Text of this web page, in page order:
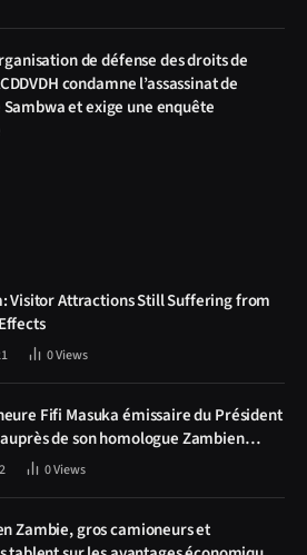
de défense des droits de
condamne l’assassinat de
et exige une enquête
Visitor Attractions Still Suffering from
0Views
Fifi Masuka émissaire du Président
de son homologue Zambien
construction de la route Kolwezi -
0Views
Zambie, gros camioneurs et